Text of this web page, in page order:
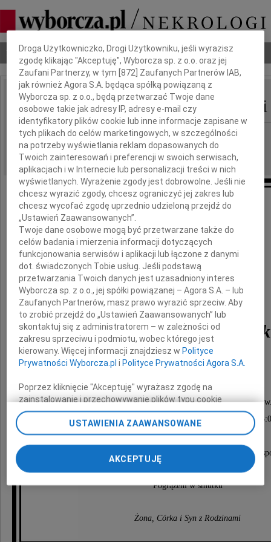
Nekrologi Odeszli Poradnik pogrzebowy
IMIĘ I NAZWISKO: Włodzimierz Kałdowski
REGION: Wrocław
DATA EMISJI: 12.09.2023
Z głębokim żalem zawiadamiamy,
że 24 maja 2023 roku zmarł po długiej
i ciężkiej chorobie w wieku 100 lat
Włodzimierz
inżynier, fotografik, filmowiec
Uroczystości pogrzebowe rozpoczną się Mszą
18 września 2023 roku (poniedziałek) o
w kaplicy cmentarza Grabiszyńskiego,
po której nastąpi odprowadzenie Zmarłego na miejsce
Pogrążeni w smutku
Żona, Córka i Syn z Rodzinami
Dbamy o Twoją prywatność
Droga Użytkowniczko, Drogi Użytkowniku, jeśli wyrazisz
zgodę klikając "Akceptuję", Wyborcza sp. z o.o. oraz jej
Zaufani Partnerzy, w tym [872 ] Zaufanych Partnerów IAB,
jak również Agora S.A. będąca spółką powiązaną z
Wyborcza sp. z o.o., będą przetwarzać Twoje dane
osobowe takie jak adresy IP, adresy e-mail czy
identyfikatory plików cookie lub inne informacje zapisane w
tych plikach do celów marketingowych, w szczególności
na potrzeby wyświetlania reklam dopasowanych do
Twoich zainteresowań i preferencji w swoich serwisach,
aplikacjach i w Internecie lub personalizacji treści w nich
wyświetlanych. Wyrażenie zgody jest dobrowolne. Jeśli nie
chcesz wyrazić zgody, chcesz ograniczyć jej zakres lub
chcesz wycofać zgodę uprzednio udzieloną przejdź do
„Ustawień Zaawansowanych”.
Twoje dane osobowe mogą być przetwarzane także do
celów badania i mierzenia informacji dotyczących
funkcjonowania serwisów i aplikacji lub łączone z danymi
dot. świadczonych Tobie usług. Jeśli podstawą
przetwarzania Twoich danych jest uzasadniony interes
Wyborcza sp. z o.o., jej spółki powiązanej – Agora S.A. – lub
Zaufanych Partnerów, masz prawo wyrazić sprzeciw. Aby
to zrobić przejdź do „Ustawień Zaawansowanych” lub
skontaktuj się z administratorem – w zależności od
zakresu sprzeciwu i podmiotu, wobec którego jest
kierowany. Więcej informacji znajdziesz w Polityce
Prywatności Wyborcza.pl i Polityce Prywatności Agora S.A.
Poprzez kliknięcie "Akceptuję" wyrażasz zgodę na
zainstalowanie i przechowywanie plików typu cookie
Wyborczej sp. z o. o. jej Zaufanych Partnerów i Agora S.A.
na Twoim urządzeniu końcowym. Możesz też w każdej
chwili zmienić swoje preferencje dot. plików cookie,
ponownie wywołując narzędzie do zarządzania Twoimi
preferencjami dot. przetwarzania danych poprzez
odnośnik „Ustawienia prywatności” w stopce serwisu i
przechodząc do sekcji „Ustawienia zaawansowane”.
USTAWIENIA ZAAWANSOWANE
AKCEPTUJĘ